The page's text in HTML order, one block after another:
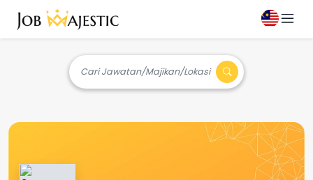
Cari Jawatan/Majikan/Lokasi